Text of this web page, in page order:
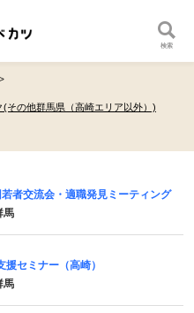
検索
の他群馬県（高崎エリア以外）)
者交流会・適職発見ミーティング
馬
セミナー（高崎）
馬